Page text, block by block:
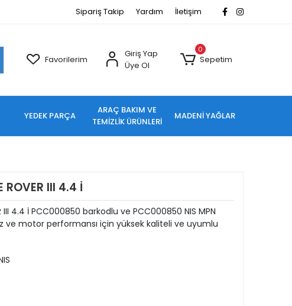
Sipariş Takip Yardım İletişim
Favorilerim
Giriş Yap
Üye Ol
0
Sepetim
YEDEK PARÇA
ARAÇ BAKIM VE
TEMİZLİK ÜRÜNLERİ
MADENİ YAĞLAR
ROVER III 4.4 İ
III 4.4 İ PCC000850 barkodlu ve PCC000850 NIS MPN
ve motor performansı için yüksek kaliteli ve uyumlu